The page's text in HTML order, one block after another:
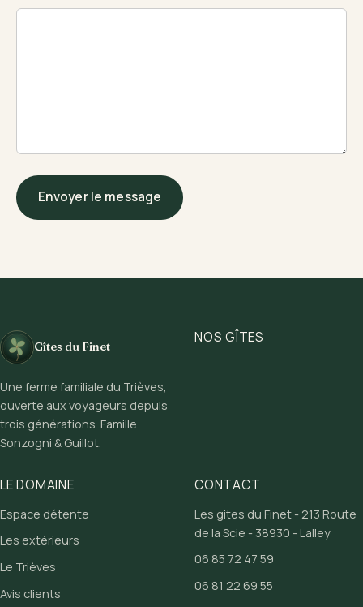
Envoyer le message
Gîtes du Finet
Une ferme familiale du Trièves,
ouverte aux voyageurs depuis
trois générations. Famille
Sonzogni & Guillot.
NOS GÎTES
LE DOMAINE
Espace détente
Les extérieurs
Le Trièves
Avis clients
CONTACT
Les gites du Finet - 213 Route
de la Scie - 38930 - Lalley
06 85 72 47 59
06 81 22 69 55